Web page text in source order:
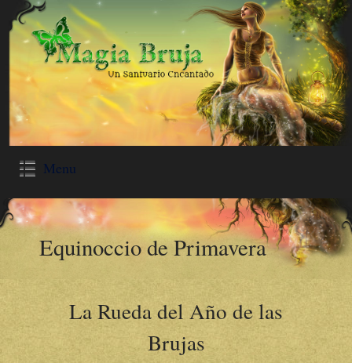
Menu
Equinoccio de Primavera
La Rueda del Año de las
Brujas